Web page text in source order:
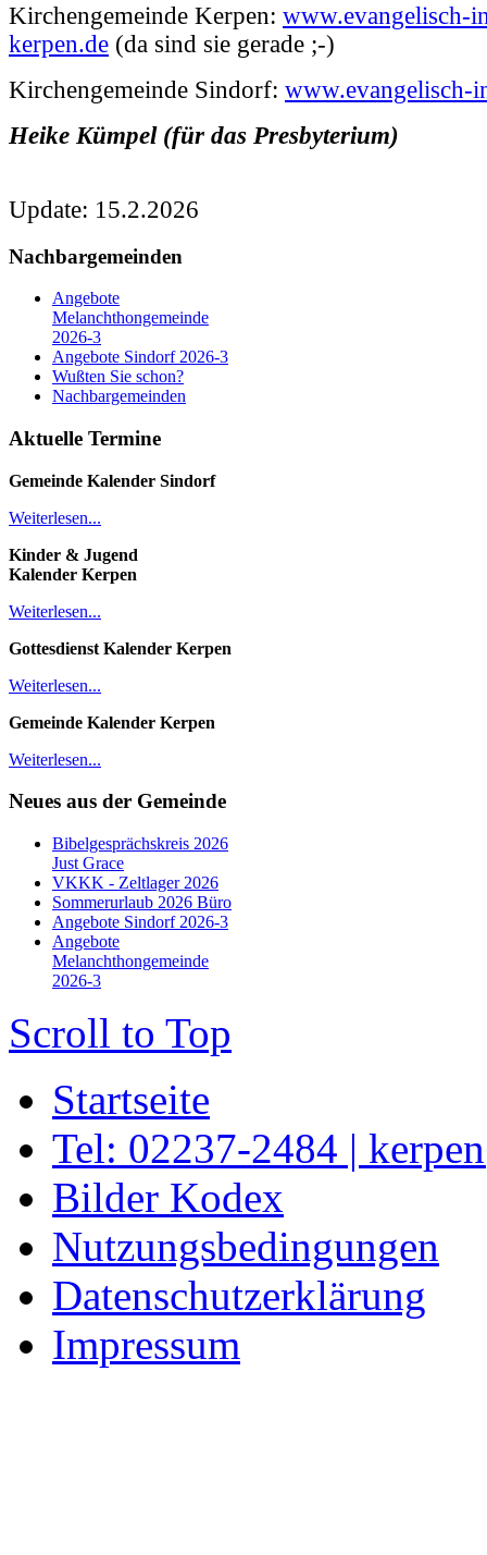
Kirchengemeinde Kerpen: www.evangelisch-
kerpen.de (da sind sie gerade ;-)
Kirchengemeinde Sindorf: www.evangelisch-
Heike Kümpel (für das Presbyterium)
Update: 15.2.2026
Nachbargemeinden
Angebote
Melanchthongemeinde
2026-3
Angebote Sindorf 2026-3
Wußten Sie schon?
Nachbargemeinden
Aktuelle Termine
Gemeinde Kalender Sindorf
Weiterlesen...
Kinder & Jugend
Kalender Kerpen
Weiterlesen...
Gottesdienst Kalender Kerpen
Weiterlesen...
Gemeinde Kalender Kerpen
Weiterlesen...
Neues aus der Gemeinde
Bibelgesprächskreis 2026
Just Grace
VKKK - Zeltlager 2026
Sommerurlaub 2026 Büro
Angebote Sindorf 2026-3
Angebote
Melanchthongemeinde
2026-3
Scroll to Top
Startseite
Tel: 02237-2484 |
Bilder Kodex
Nutzungsbedingungen
Datenschutzerklärung
Impressum